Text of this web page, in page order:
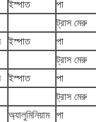
ইস্পাত পা
ট্রাস মেরু
ইস্পাত পা
ট্রাস মেরু
ইস্পাত পা
ট্রাস মেরু
অ্যালুমিনিয়াম পা